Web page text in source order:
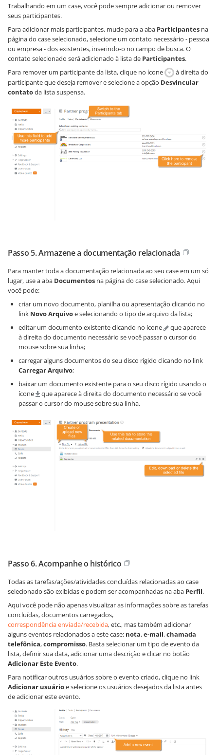
Trabalhando em um case, você pode sempre adicionar ou remover
seus participantes.
Para adicionar mais participantes, mude para a aba Participantes na
página do case selecionado, selecione um contato necessário - pessoa
ou empresa - dos existentes, inserindo-o no campo de busca. O
contato selecionado será adicionado à lista de Participantes.
Para remover um participante da lista, clique no ícone
à direita do
participante que deseja remover e selecione a opção Desvincular
contatoda lista suspensa.
Passo 5. Armazene a documentação relacionada
Para manter toda a documentação relacionada ao seu case em um só
lugar, use a aba Documentos na página do case selecionado. Aqui
você pode:
criar um novo documento, planilha ou apresentação clicando no
link Novo Arquivoe selecionando o tipo de arquivo da lista;
editar um documento existente clicando no ícone
que aparece
à direita do documento necessário se você passar o cursor do
mouse sobre sua linha;
carregar alguns documentos do seu disco rígido clicando no link
Carregar Arquivo;
baixar um documento existente para o seu disco rígido usando o
ícone
que aparece à direita do documento necessário se você
passar o cursor do mouse sobre sua linha.
Passo 6. Acompanhe o histórico
Todas as tarefas/ações/atividades concluídas relacionadas ao case
selecionado são exibidas e podem ser acompanhadas na aba Perfil.
Aqui você pode não apenas visualizar as informações sobre as tarefas
concluídas, documentos carregados,
correspondência enviada/recebida, etc., mas também adicionar
alguns eventos relacionados a este case: nota,e-mail,chamada
telefônica,compromisso. Basta selecionar um tipo de evento da
lista, definir sua data, adicionar uma descrição e clicar no botão
Adicionar Este Evento.
Para notificar outros usuários sobre o evento criado, clique no link
Adicionar usuárioe selecione os usuários desejados da lista antes
de adicionar este evento.